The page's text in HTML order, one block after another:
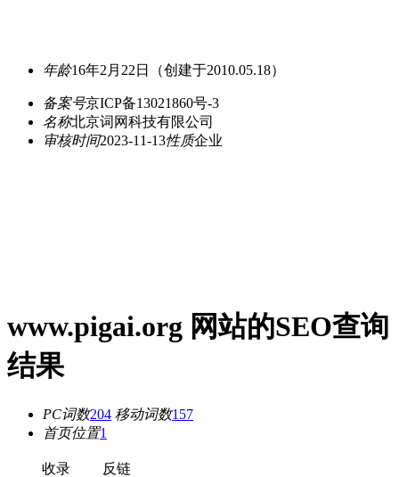
年龄16年2月22日 （创建于2010.05.18）
备案号京ICP备13021860号-3
名称北京词网科技有限公司
审核时间2023-11-13性质企业
www.pigai.org 网站的SEO查询
结果
PC词数204 移动词数157
首页位置1
收录
反链